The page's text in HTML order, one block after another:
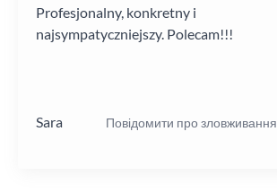
Profesjonalny, konkretny i
najsympatyczniejszy. Polecam!!!
Sara Повідомити про зловживання